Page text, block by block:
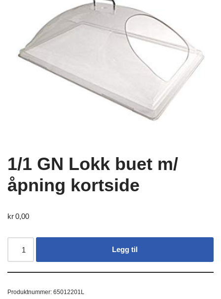
1/1 GN Lokk buet m/
åpning kortside
kr0,00
Legg til
Produktnummer: 65012201L